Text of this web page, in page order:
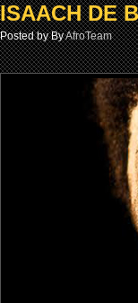
ISAACH DE
Posted by ByAfroTeam